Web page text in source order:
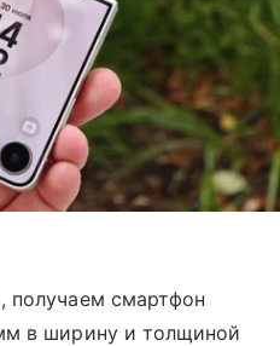
получаем смартфон
в ширину и толщиной